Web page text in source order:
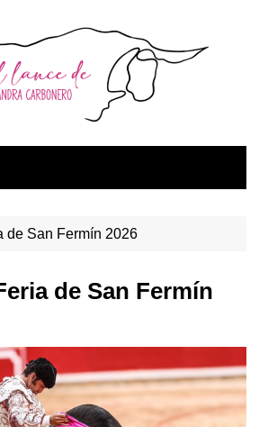
de San Fermín 2026
de San Fermín